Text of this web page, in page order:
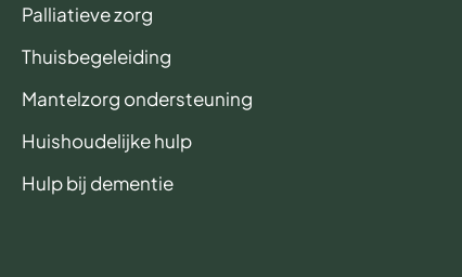
Palliatieve zorg
Thuisbegeleiding
Mantelzorg ondersteuning
Huishoudelijke hulp
Hulp bij dementie